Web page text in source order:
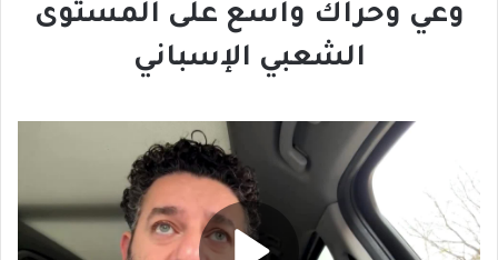
وعي وحراك واسع على المستوى
الشعبي الإسباني